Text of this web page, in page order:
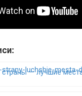
страны — лучшие